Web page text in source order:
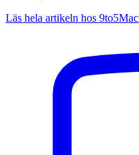
Läs hela artikeln hos 9to5Mac